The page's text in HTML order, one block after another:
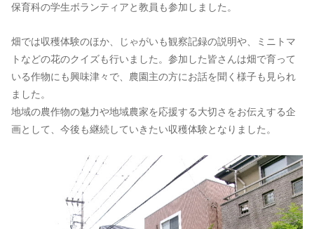
保育科の学生ボランティアと教員も参加しました。
畑では収穫体験のほか、じゃがいも観察記録の説明や、ミニトマ
トなどの花のクイズも行いました。参加した皆さんは畑で育って
いる作物にも興味津々で、農園主の方にお話を聞く様子も見られ
ました。
地域の農作物の魅力や地域農家を応援する大切さをお伝えする企
画として、今後も継続していきたい収穫体験となりました。